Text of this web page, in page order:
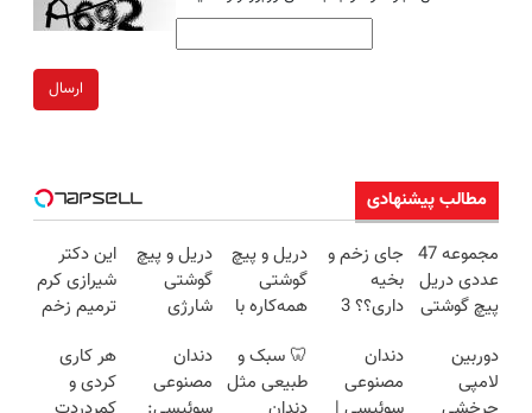
ارسال
مطالب پیشنهادی
مجموعه 47
عددی دریل
پیچ گوشتی
(تخفیف به
مدت
جای زخم و
بخیه
داری؟؟ 3
محوش کن!
دریل و پیچ
گوشتی
همه‌کاره با
هوشمند ⚙️
(نصف
دریل و پیچ
گوشتی
شارژی
کنترل
سرعت ⚡
این دکتر
شیرازی کرم
ترمیم زخم
ساخت!!!
دوربین
لامپی
دندان
مصنوعی
🦷 سبک و
طبیعی مثل
دندان
مصنوعی
هر کاری
کردی و